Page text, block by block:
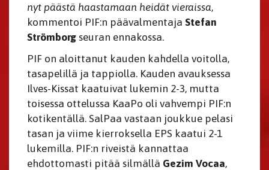
nyt päästä haastamaan heidät vieraissa,
kommentoi PIF:n päävalmentaja Stefan
Strömborg seuran ennakossa.
PIF on aloittanut kauden kahdella voitolla,
tasapelillä ja tappiolla. Kauden avauksessa
Ilves-Kissat kaatuivat lukemin 2-3, mutta
toisessa ottelussa KaaPo oli vahvempi PIF:n
kotikentällä. SalPaa vastaan joukkue pelasi
tasan ja viime kierroksella EPS kaatui 2-1
lukemilla. PIF:n riveistä kannattaa
ehdottomasti pitää silmällä Gezim Vocaa,